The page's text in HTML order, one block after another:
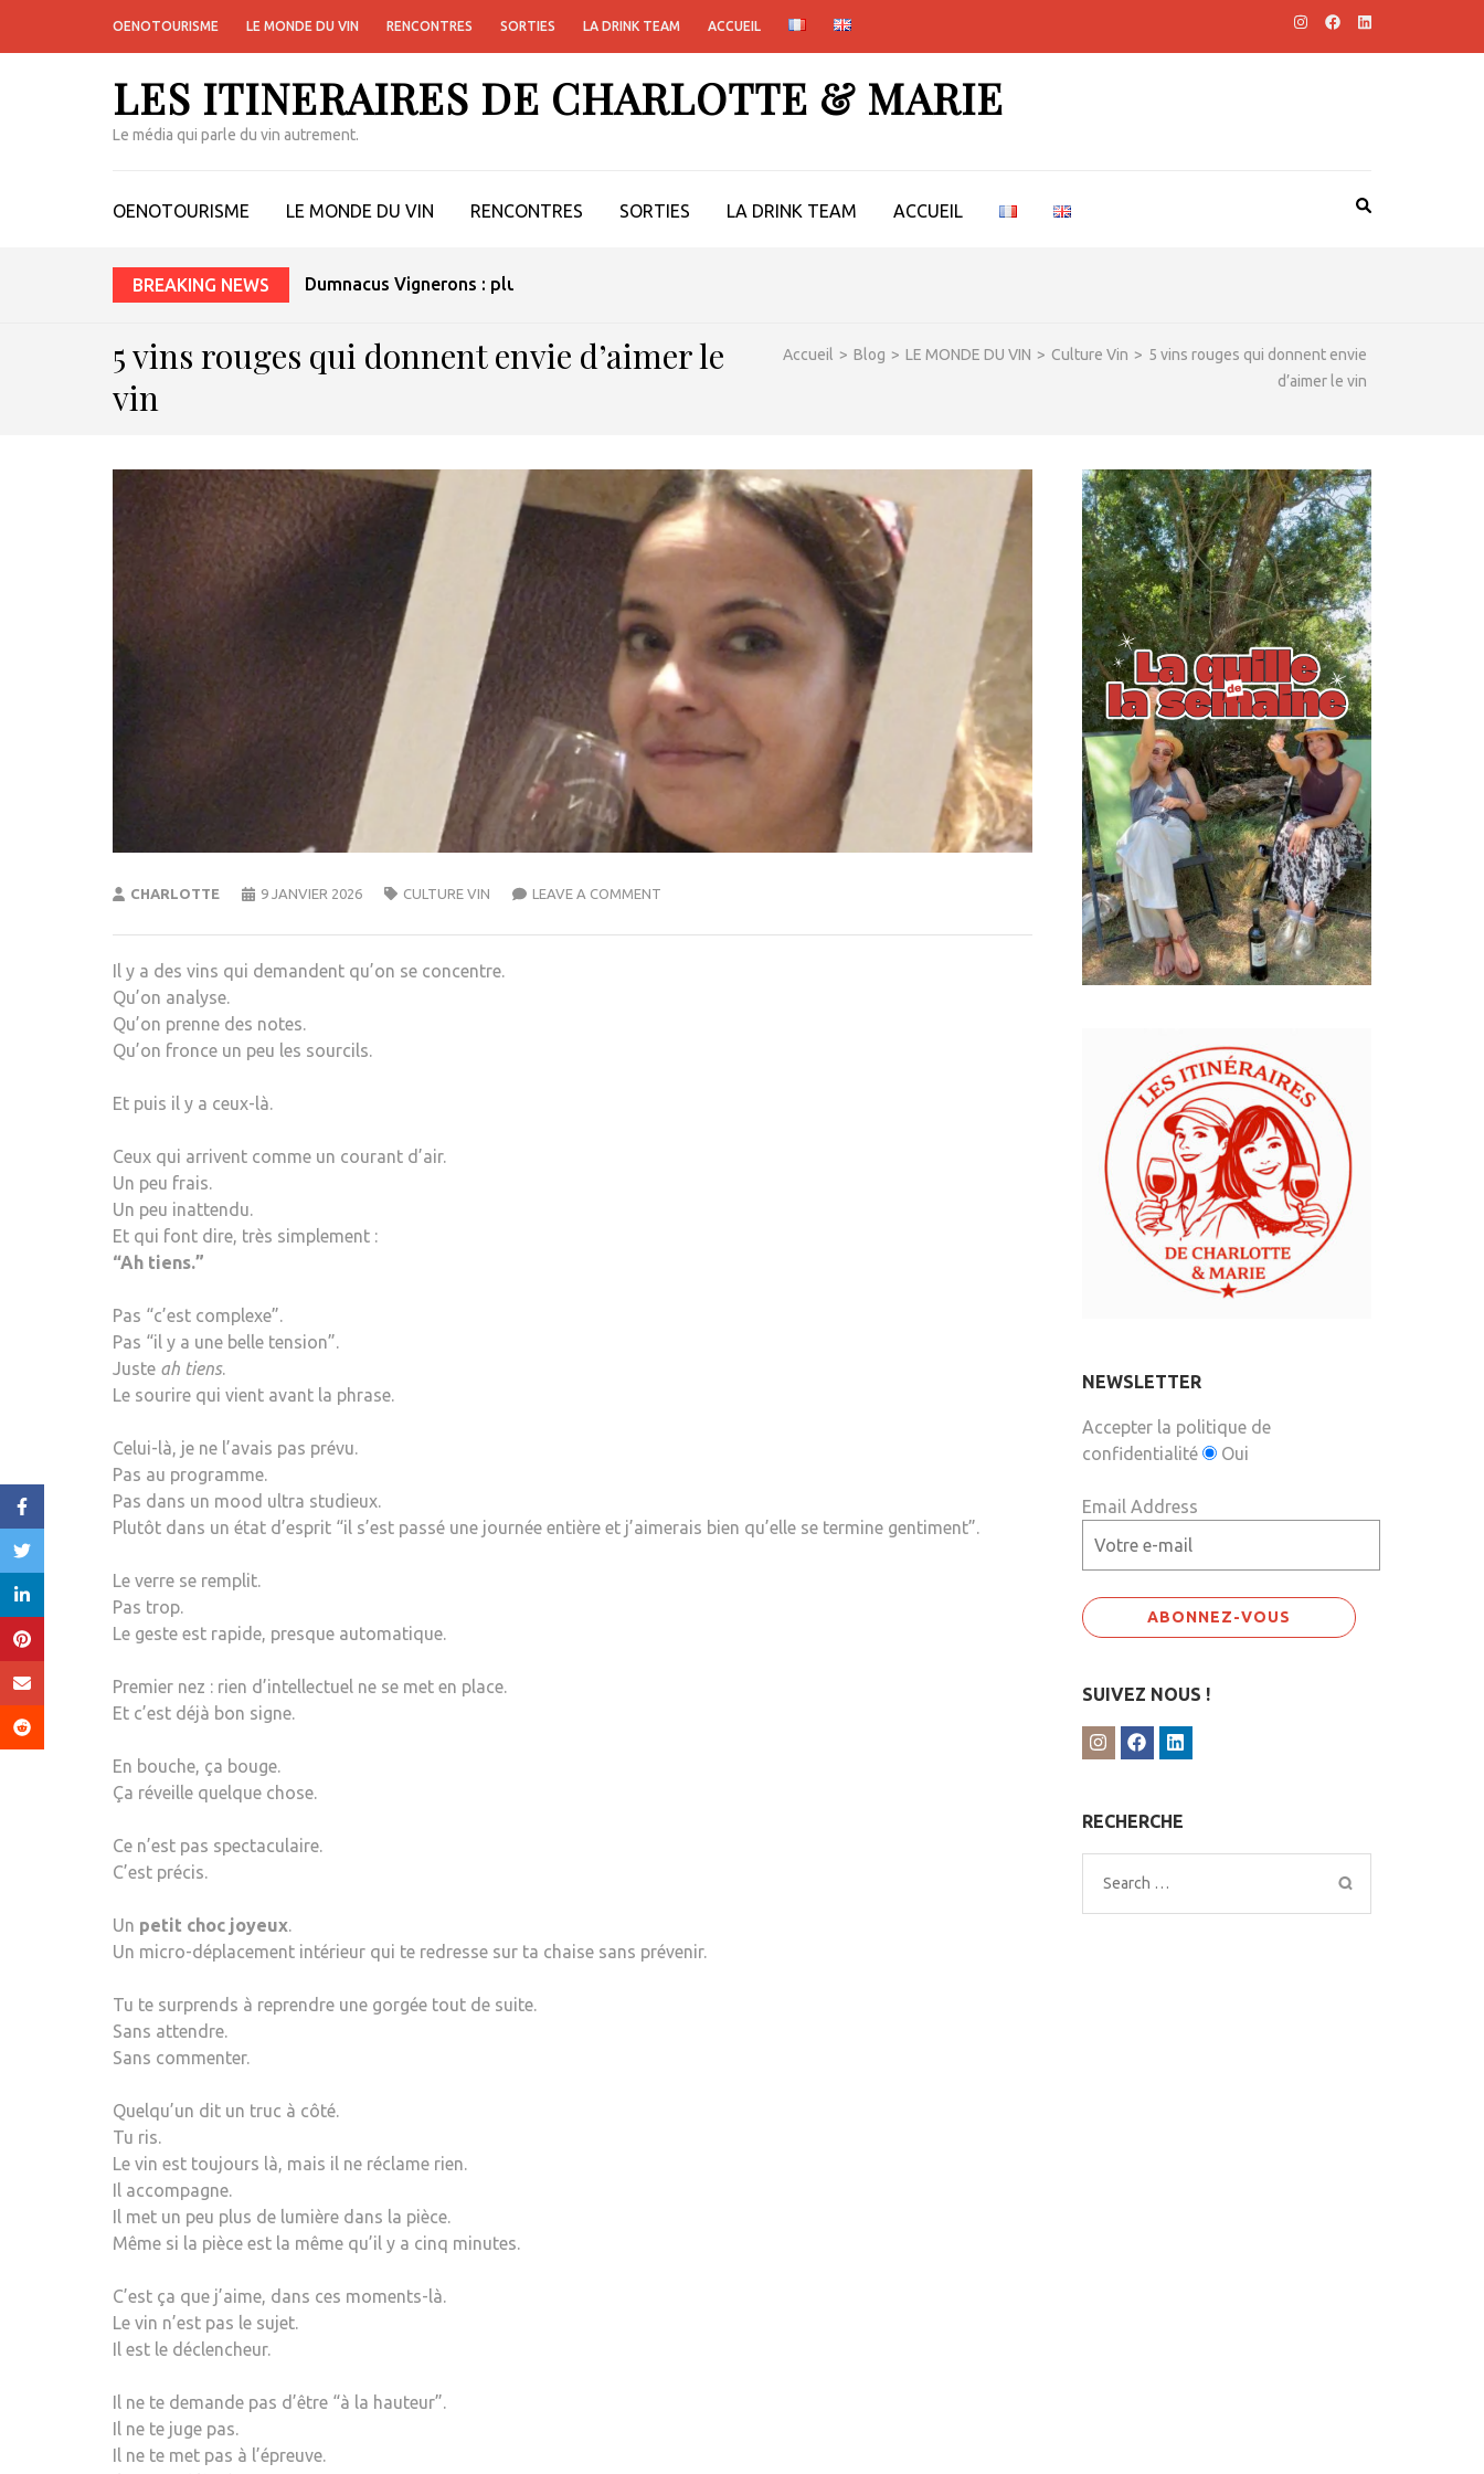
OENOTOURISME LE MONDE DU VIN RENCONTRES SORTIES LA DRINK TEAM ACCUEIL
LES ITINERAIRES DE CHARLOTTE & MARIE
Le média qui parle du vin autrement.
OENOTOURISME LE MONDE DU VIN RENCONTRES SORTIES LA DRINK TEAM ACCUEIL
BREAKING NEWS Dumnacus Vignerons : plus qu’une cave coopérative, une tribu
Accueil > Blog > LE MONDE DU VIN > Culture Vin > 5 vins rouges qui donnent envie
d’aimer le vin
5 vins rouges qui donnent envie d’aimer le
vin
CHARLOTTE 9 JANVIER 2026 CULTURE VIN LEAVE A COMMENT
Il y a des vins qui demandent qu’on se concentre.
Qu’on analyse.
Qu’on prenne des notes.
Qu’on fronce un peu les sourcils.
Et puis il y a ceux-là.
Ceux qui arrivent comme un courant d’air.
Un peu frais.
Un peu inattendu.
Et qui font dire, très simplement :
“Ah tiens.”
Pas “c’est complexe”.
Pas “il y a une belle tension”.
Juste ah tiens.
Le sourire qui vient avant la phrase.
Celui-là, je ne l’avais pas prévu.
Pas au programme.
Pas dans un mood ultra studieux.
Plutôt dans un état d’esprit “il s’est passé une journée entière et j’aimerais bien qu’elle se termine gentiment”.
Le verre se remplit.
Pas trop.
Le geste est rapide, presque automatique.
Premier nez : rien d’intellectuel ne se met en place.
Et c’est déjà bon signe.
En bouche, ça bouge.
Ça réveille quelque chose.
Ce n’est pas spectaculaire.
C’est précis.
Un petit choc joyeux.
Un micro-déplacement intérieur qui te redresse sur ta chaise sans prévenir.
Tu te surprends à reprendre une gorgée tout de suite.
Sans attendre.
Sans commenter.
Quelqu’un dit un truc à côté.
Tu ris.
Le vin est toujours là, mais il ne réclame rien.
Il accompagne.
Il met un peu plus de lumière dans la pièce.
Même si la pièce est la même qu’il y a cinq minutes.
C’est ça que j’aime, dans ces moments-là.
Le vin n’est pas le sujet.
Il est le déclencheur.
Il ne te demande pas d’être “à la hauteur”.
Il ne te juge pas.
Il ne te met pas à l’épreuve.
NEWSLETTER
Accepter la politique de
confidentialité
Oui
Email Address
SUIVEZ NOUS !
RECHERCHE
Search
for: